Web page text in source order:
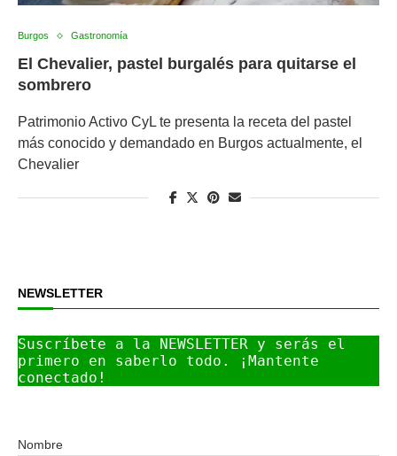
Burgos Gastronomía
El Chevalier, pastel burgalés para quitarse el
sombrero
Patrimonio Activo CyL te presenta la receta del pastel
más conocido y demandado en Burgos actualmente, el
Chevalier
NEWSLETTER
Suscríbete a la NEWSLETTER y serás el
primero en saberlo todo. ¡Mantente
conectado!
Nombre